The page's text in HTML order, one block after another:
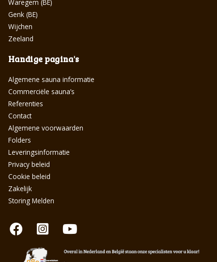
Waregem (BE)
Genk (BE)
Wijchen
Zeeland
Handige pagina's
Algemene sauna informatie
Commerciële sauna’s
Referenties
Contact
Algemene voorwaarden
Folders
Leveringsinformatie
Privacy beleid
Cookie beleid
Zakelijk
Storing Melden